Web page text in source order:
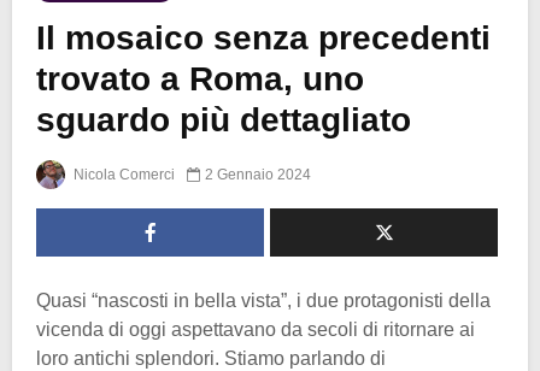
Il mosaico senza precedenti
trovato a Roma, uno
sguardo più dettagliato
Nicola Comerci 2 Gennaio 2024
Quasi “nascosti in bella vista”, i due protagonisti della
vicenda di oggi aspettavano da secoli di ritornare ai
loro antichi splendori. Stiamo parlando di